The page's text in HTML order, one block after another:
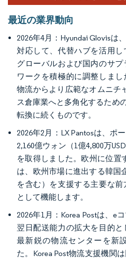
最近の業界動向
2026年4月：Hyundai Glovisは
対応して、代替ハブを活用し
グローバルおよび国内のサ
ワークを積極的に調整しま
物流からより広範なオムニチ
ス倉庫業へと多角化するため
転換に続くものです。
2026年2月：LX Pantosは、ポ
2,160億ウォン（1億4,800万
を取得しました。欧州に位置
は、欧州市場に進出する韓国
を含む）を支援する主要な
として機能します。
2026年1月：Korea Postは、e
翌日配送能力の拡大を目的
最新鋭の物流センターを新
た。Korea Post物流支援機関